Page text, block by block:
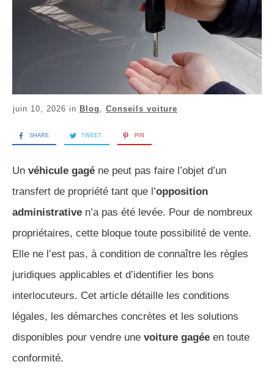
juin 10, 2026 in Blog Conseils voiture
SHARE TWEET PIN
Un véhicule gagé ne peut pas faire l’objet d’un
transfert de propriété tant que l’opposition
administrative n’a pas été levée. Pour de nombreux
propriétaires, cette bloque toute possibilité de vente.
Elle ne l’est pas, à condition de connaître les règles
juridiques applicables et d’identifier les bons
interlocuteurs. Cet article détaille les conditions
légales, les démarches concrètes et les solutions
disponibles pour vendre une voiture gagée en toute
conformité.